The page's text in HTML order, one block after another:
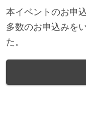
本イベントのお申
多数のお申込みを
た。